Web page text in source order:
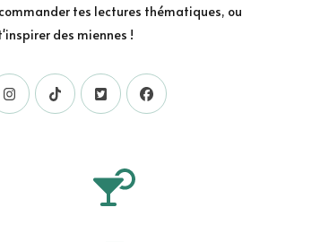
tes lectures thématiques, ou
des miennes !